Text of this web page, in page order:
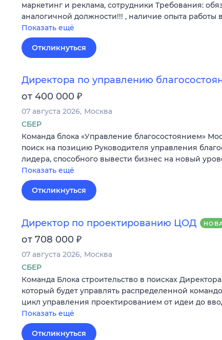
маркетинг и реклама, сотрудники Требования:
аналогичной должности!!! , наличие опыта работы
Показать ещё
Откликнуться
Директора по управлению
от 400 000 ₽
07 августа 2026 Москва
СБЕР
Команда блока «Управление благосостоянием»
поиск на позицию Руководителя управления
лидера, способного вывести бизнес на новый
Показать ещё
Откликнуться
Директор по проектированию ЦОД
от 708 000 ₽
07 августа 2026 Москва
СБЕР
Команда Блока строительство в поисках
который будет управлять распределенной
цикл управления проектированием от идеи до
Показать ещё
Откликнуться